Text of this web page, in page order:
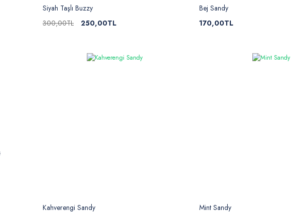
Siyah Taşlı Buzzy
300,00TL
250,00TL
Bej Sandy
170,00TL
Kahverengi Sandy
Mint Sandy